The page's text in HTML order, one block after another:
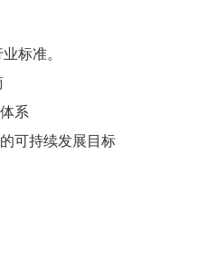
标准。
系
可持续发展目标